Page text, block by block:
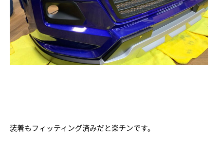
装着もフィッティング済みだと楽チンです。